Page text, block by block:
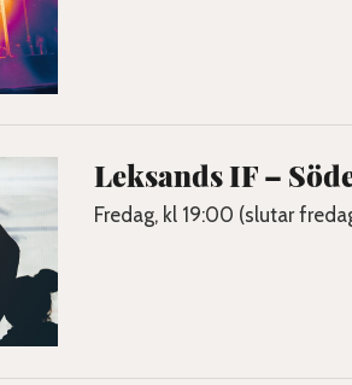
Leksands IF –
Fredag, kl 19:00 (slutar